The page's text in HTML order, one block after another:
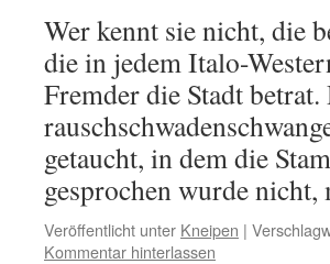
Wer kennt sie nicht, die
die in jedem Italo-
Fremder die Stadt
getaucht, in dem die
gesprochen wurde
Veröffentlicht unter Kneipen |
Kommentar hinterlassen